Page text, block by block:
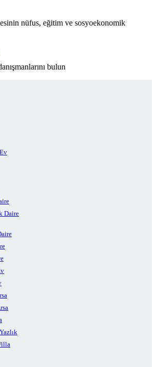
nüfus, eğitim ve sosyoekonomik
bulun
Daire